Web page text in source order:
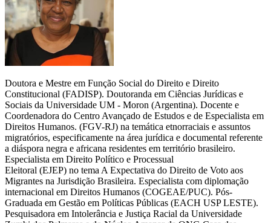
Doutora e Mestre em Função Social do Direito e Direito
Constitucional (FADISP). Doutoranda em Ciências Jurídicas e
Sociais da Universidade UM - Moron (Argentina). Docente e
Coordenadora do Centro Avançado de Estudos e de Especialista em
Direitos Humanos. (FGV-RJ) na temática etnorraciais e assuntos
migratórios, especificamente na área jurídica e documental referente
a diáspora negra e africana residentes em território brasileiro.
Especialista em Direito Político e Processual
Eleitoral (EJEP) no tema A Expectativa do Direito de Voto aos
Migrantes na Jurisdição Brasileira. Especialista com diplomação
internacional em Direitos Humanos (COGEAE/PUC). Pós-
Graduada em Gestão em Políticas Públicas (EACH USP LESTE).
Pesquisadora em Intolerância e Justiça Racial da Universidade